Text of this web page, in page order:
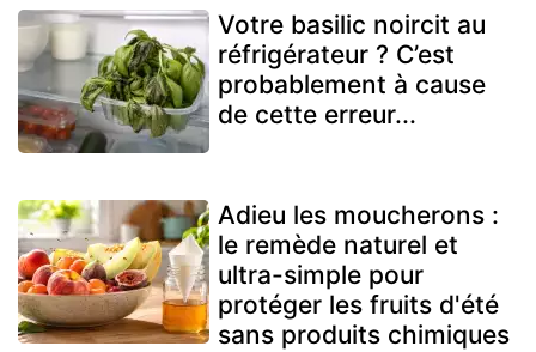
Votre basilic noircit au
réfrigérateur ? C’est
probablement à cause
de cette erreur...
Adieu les moucherons :
le remède naturel et
ultra-simple pour
protéger les fruits d'été
sans produits chimiques